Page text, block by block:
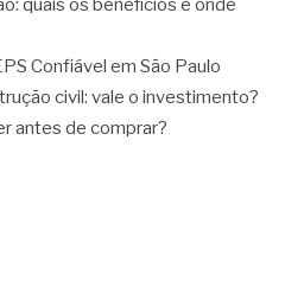
quais os benefícios e onde
Confiável em São Paulo
civil: vale o investimento?
antes de comprar?